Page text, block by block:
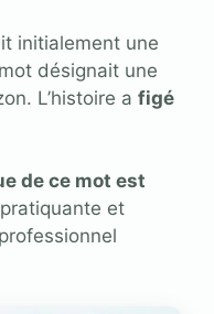
initialement une
désignait une
L’histoire a figé
de ce mot est
et